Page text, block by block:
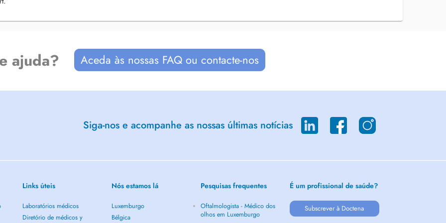
dass der Termin bei
town Diekirch!
to simplify procedures.
ajuda? Aceda às nossas FAQ ou contacte-nos
Siga-nos e acompanhe as nossas últimas notícias
Links úteis
Laboratórios médicos
Diretório de médicos y
Nós estamos lá
Luxemburgo
Bélgica
Pesquisas frequentes
Oftalmologista - Médico dos
olhos em Luxemburgo
É um profissional de saúde?
Subscrever à Doctena